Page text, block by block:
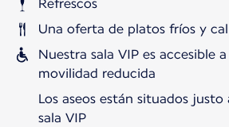
Refrescos
Una oferta de platos fríos y
Nuestra sala VIP es accesible
movilidad reducida
Los aseos están situados
sala VIP